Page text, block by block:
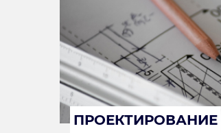
ПРОЕКТИРОВАНИЕ